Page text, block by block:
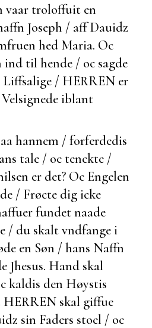
vaar troloffuit en
Joseph / aff Dauidz
hed Maria. Oc
ind til hende / oc sagde
/ HERREN er
iblant
hannem / forferdedis
tale / oc tenckte /
er det? Oc Engelen
/ Frøcte dig icke
fundet naade
/ du skalt vndfange i
en Søn / hans Naffn
Jhesus. Hand skal
kaldis den Høystis
HERREN skal giffue
sin Faders stoel / oc